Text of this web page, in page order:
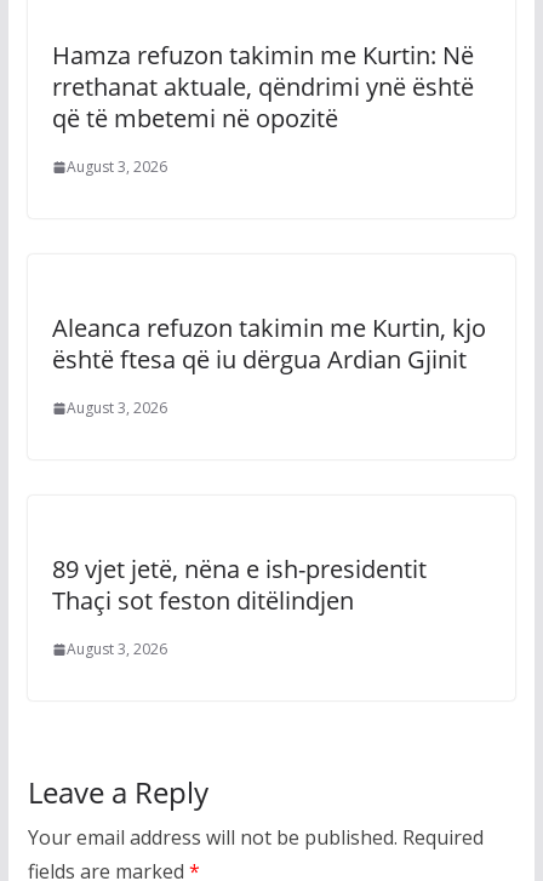
Hamza refuzon takimin me Kurtin: Në
rrethanat aktuale, qëndrimi ynë është
që të mbetemi në opozitë
August 3, 2026
Aleanca refuzon takimin me Kurtin, kjo
është ftesa që iu dërgua Ardian Gjinit
August 3, 2026
89 vjet jetë, nëna e ish-presidentit
Thaçi sot feston ditëlindjen
August 3, 2026
Leave a Reply
Your email address will not be published. Required
fields are marked *